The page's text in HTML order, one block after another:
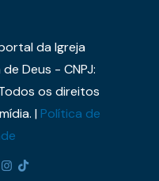
da Igreja
Deus - CNPJ:
os direitos
|Política de